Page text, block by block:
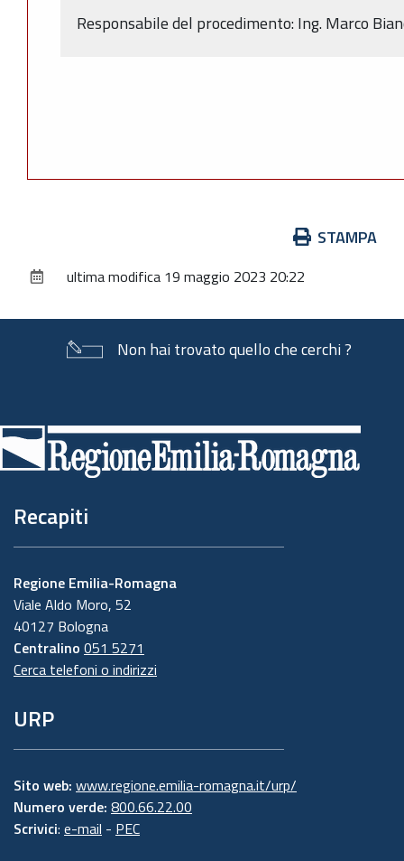
Responsabile del procedimento: Ing. Marco
documento
STAMPA
ultima modifica 19 maggio 2023 20:22
Non hai trovato quello che cerchi ?
di
pagina
Recapiti
Regione Emilia-Romagna
Viale Aldo Moro, 52
40127 Bologna
Centralino 051 5271
Cerca telefoni o indirizzi
URP
Sito web: www.regione.emilia-romagna.it/urp/
Numero verde: 800.66.22.00
Scrivici: e-mail - PEC